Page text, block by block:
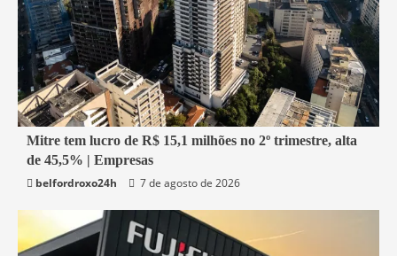
1 min read
Economia
Mitre tem lucro de R$ 15,1 milhões no 2º trimestre, alta
de 45,5% | Empresas
belfordroxo24h
7 de agosto de 2026